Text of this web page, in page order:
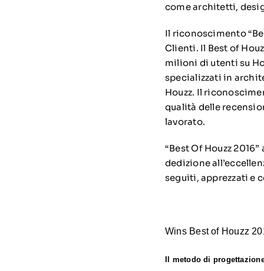
come architetti,
Il riconoscimento
Clienti. Il Best of
milioni di utenti su
specializzati in
Houzz. Il
qualità delle
lavorato.
“Best Of Houzz
dedizione
seguiti, apprezzati e
Wins Best of Houzz
Il metodo di